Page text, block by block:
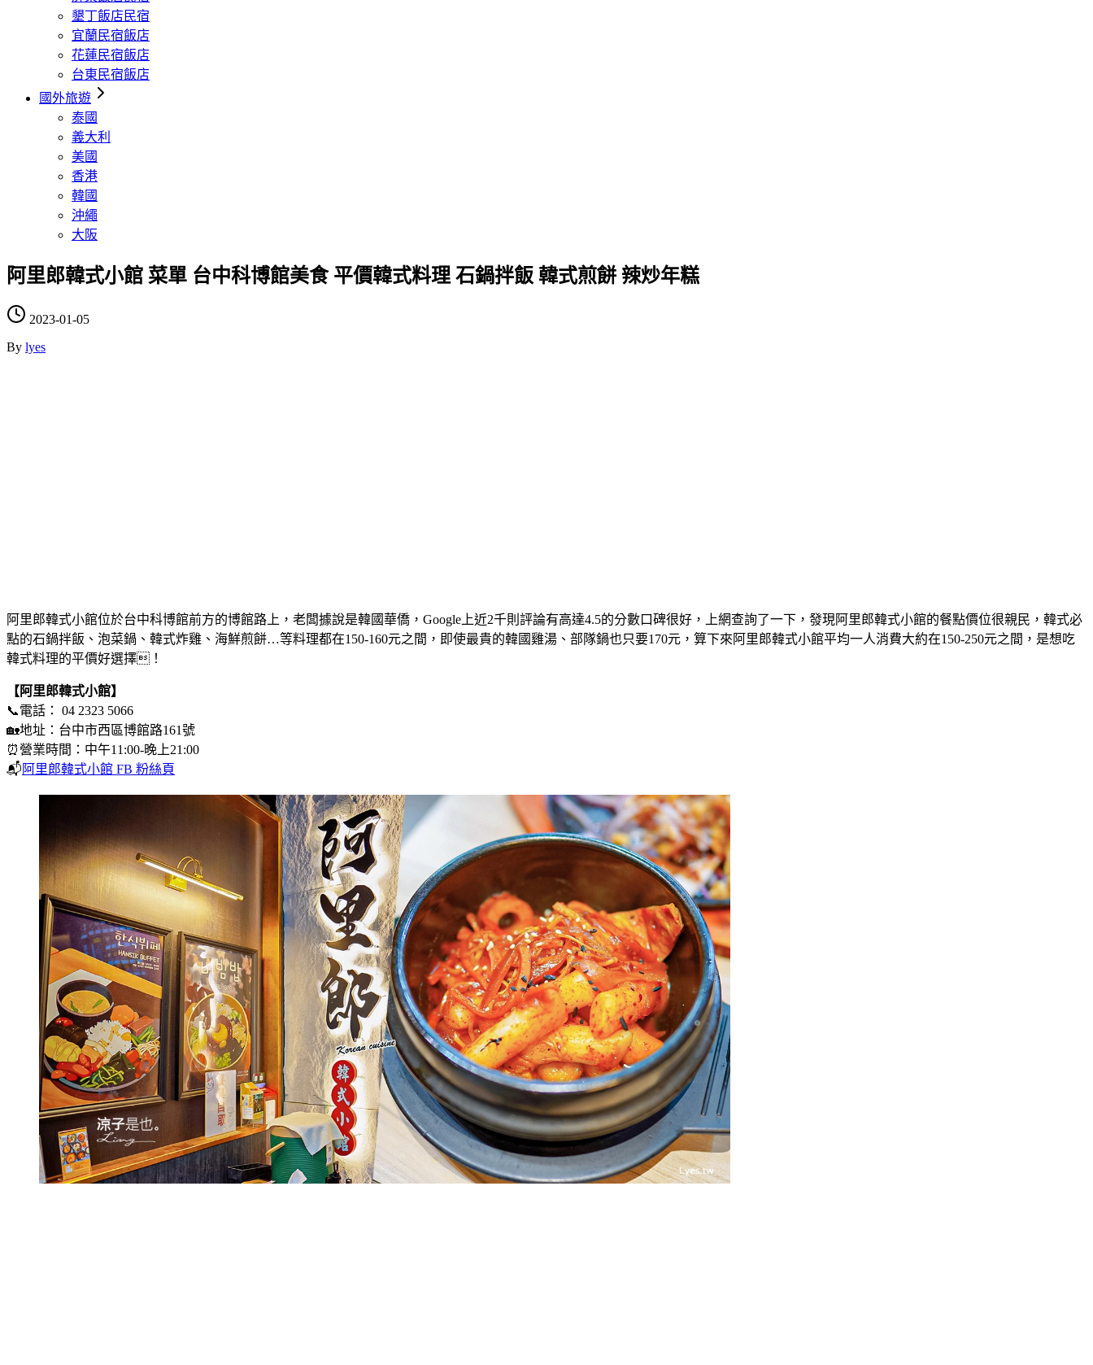
墾丁飯店民宿
宜蘭民宿飯店
花蓮民宿飯店
台東民宿飯店
國外旅遊
泰國
義大利
美國
香港
韓國
沖繩
大阪
阿里郎韓式小館 菜單 台中科博館美食 平價韓式料理 石鍋拌飯 韓式煎餅 辣炒年糕
2023-01-05
By lyes
阿里郎韓式小館位於台中科博館前方的博館路上，老闆據說是韓國華僑，Google上近2千則評論有高達4.5的分數口碑很好，上網查詢了一下，發現阿里郎韓式小館的餐點價位很親民，韓式必
點的石鍋拌飯、泡菜鍋、韓式炸雞、海鮮煎餅…等料理都在150-160元之間，即使最貴的韓國雞湯、部隊鍋也只要170元，算下來阿里郎韓式小館平均一人消費大約在150-250元之間，是想吃
韓式料理的平價好選擇！
【阿里郎韓式小館】
📞電話： 04 2323 5066
🏡地址：台中市西區博館路161號
⏰營業時間：中午11:00-晚上21:00
📬 阿里郎韓式小館 FB 粉絲頁